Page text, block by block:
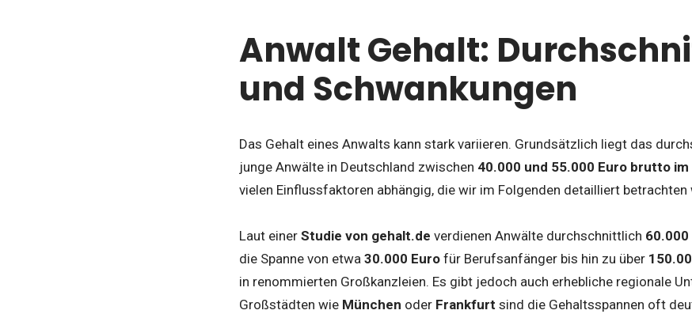
Anwalt Gehalt:
und Schwankungen
Das Gehalt eines Anwalts kann stark variieren. Grundsätzlich liegt das
junge Anwälte in Deutschland zwischen 40.000 und 55.000 Euro brutto im
vielen Einflussfaktoren abhängig, die wir im Folgenden detailliert betrachten
Laut einer Studie von gehalt.de verdienen Anwälte durchschnittlich
die Spanne von etwa 30.000 Euro für Berufsanfänger bis hin zu über
in renommierten Großkanzleien. Es gibt jedoch auch erhebliche regionale
Großstädten wie München oder Frankfurt sind die Gehaltsspannen oft